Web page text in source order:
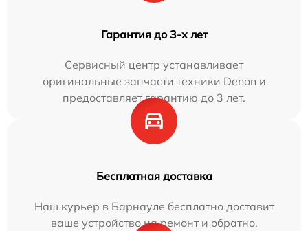
Гарантия до 3-х лет
Сервисный центр устанавливает
оригинальные запчасти техники Denon и
предоставляет гарантию до 3 лет.
Бесплатная доставка
Наш курьер в Барнауле бесплатно доставит
ваше устройство на ремонт и обратно.